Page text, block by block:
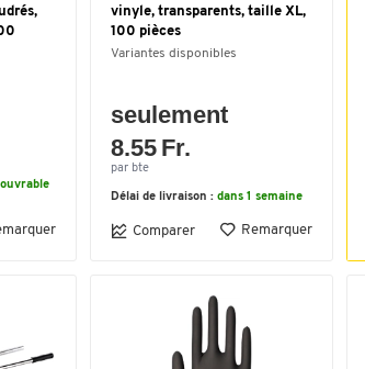
vinyle, transparents, taille XL,
100 pièces
Variantes disponibles
seulement
8.55 Fr.
par bte
Délai de livraison : dans 1 semaine
Comparer Remarquer